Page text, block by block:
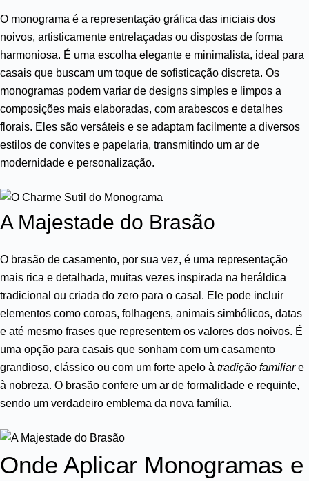
O monograma é a representação gráfica das iniciais dos
noivos, artisticamente entrelaçadas ou dispostas de forma
harmoniosa. É uma escolha elegante e minimalista, ideal para
casais que buscam um toque de sofisticação discreta. Os
monogramas podem variar de designs simples e limpos a
composições mais elaboradas, com arabescos e detalhes
florais. Eles são versáteis e se adaptam facilmente a diversos
estilos de convites e papelaria, transmitindo um ar de
modernidade e personalização.
A Majestade do Brasão
O brasão de casamento, por sua vez, é uma representação
mais rica e detalhada, muitas vezes inspirada na heráldica
tradicional ou criada do zero para o casal. Ele pode incluir
elementos como coroas, folhagens, animais simbólicos, datas
e até mesmo frases que representem os valores dos noivos. É
uma opção para casais que sonham com um casamento
grandioso, clássico ou com um forte apelo à tradição familiare
à nobreza. O brasão confere um ar de formalidade e requinte,
sendo um verdadeiro emblema da nova família.
Onde Aplicar Monogramas e